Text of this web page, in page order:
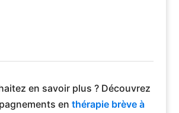
en savoir plus ? Découvrez
enthérapie brève à